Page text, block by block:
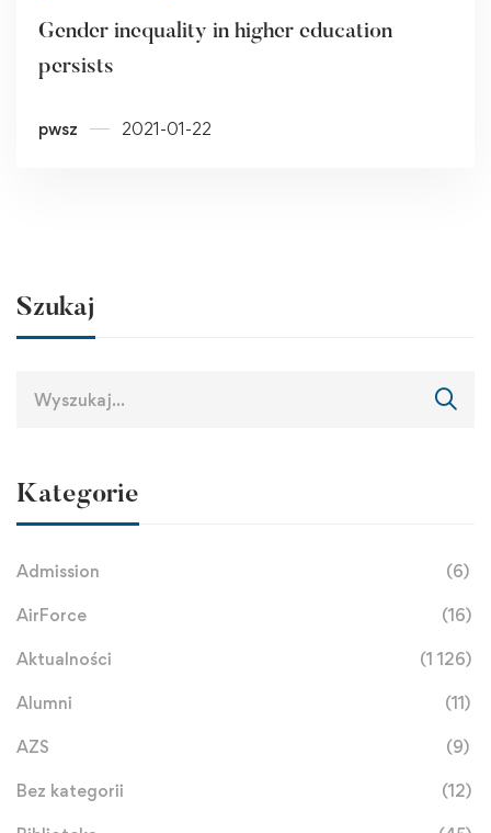
Gender inequality in higher education
persists
pwsz 2021-01-22
Szukaj
Kategorie
Admission (6)
AirForce (16)
Aktualności (1 126)
Alumni (11)
AZS (9)
Bez kategorii (12)